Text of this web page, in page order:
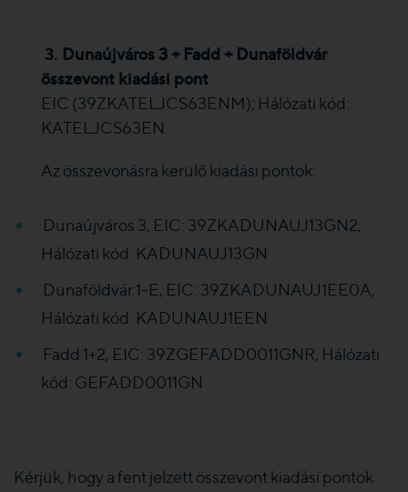
3. Dunaújváros 3 + Fadd + Dunaföldvár
összevont kiadási pont
EIC (39ZKATELJCS63ENM); Hálózati kód:
KATELJCS63EN
Az összevonásra kerülő kiadási pontok:
Dunaújváros 3, EIC: 39ZKADUNAUJ13GN2,
Hálózati kód: KADUNAUJ13GN
Dunaföldvár 1-E, EIC: 39ZKADUNAUJ1EE0A,
Hálózati kód: KADUNAUJ1EEN
Fadd 1+2, EIC: 39ZGEFADD0011GNR, Hálózati
kód: GEFADD0011GN
Kérjük, hogy a fent jelzett összevont kiadási pontok